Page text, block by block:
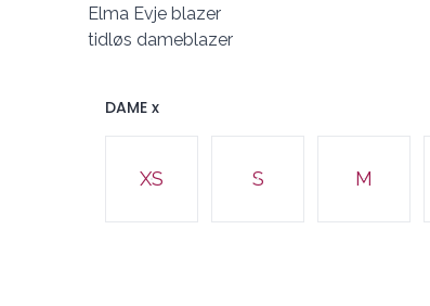
Elma Evje blazer
tidløs dameblazer
DAME x
Velg en DAME x
XS S M